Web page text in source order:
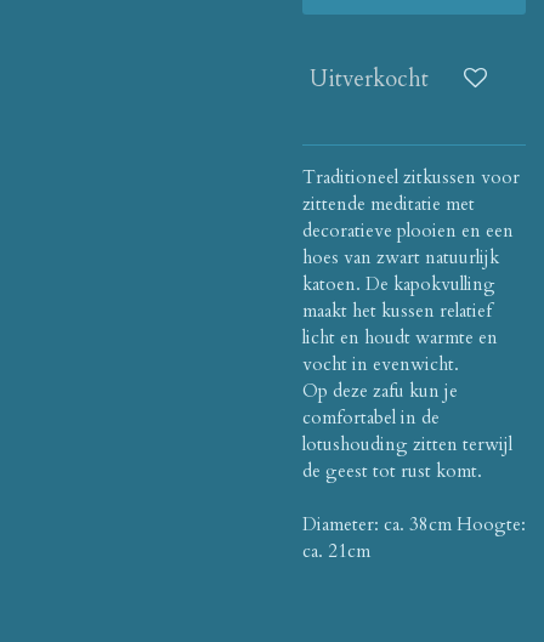
Uitverkocht
Traditioneel zitkussen voor
zittende meditatie met
decoratieve plooien en een
hoes van zwart natuurlijk
katoen. De kapokvulling
maakt het kussen relatief
licht en houdt warmte en
vocht in evenwicht.
Op deze zafu kun je
comfortabel in de
lotushouding zitten terwijl
de geest tot rust komt.
Diameter: ca. 38cm Hoogte:
ca. 21cm